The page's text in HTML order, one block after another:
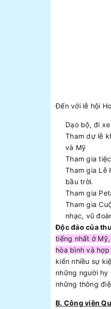
Đến với lễ hội
Dạo bộ, đi
Tham dự lễ
và Mỹ
Tham gia
Tham gia Lễ
bầu trời.
Tham gia
Tham gia
nhạc, vũ
Độc đáo của
tiếng nhất ở
hòa bình và
kiến nhiều sự
những người hy
những thông
B. Công viên